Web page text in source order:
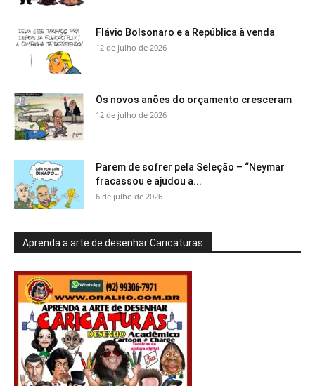
Flávio Bolsonaro e a República à venda
12 de julho de 2026
Os novos anões do orçamento cresceram
12 de julho de 2026
Parem de sofrer pela Seleção – “Neymar
fracassou e ajudou a...
6 de julho de 2026
Aprenda a arte de desenhar Caricaturas